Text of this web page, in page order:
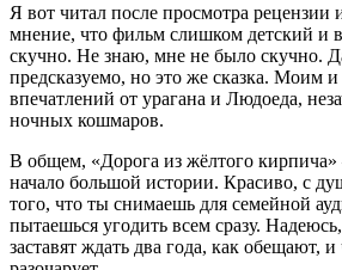
Я вот читал после просмотра рецензии
мнение, что фильм слишком детский и
скучно. Не знаю, мне не было скучно.
предсказуемо, но это же сказка. Моим и
впечатлений от урагана и Людоеда,
ночных кошмаров.
В общем, «Дорога из жёлтого
начало большой истории. Красиво, с
того, что ты снимаешь для семейной
пытаешься угодить всем сразу.
заставят ждать два года, как обещают,